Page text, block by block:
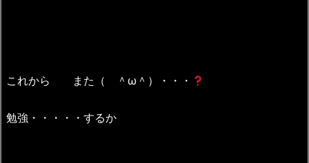
これから また（ ＾ω＾）・・・
勉強・・・・・するか